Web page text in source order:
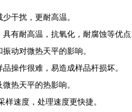
干扰，更耐高温。
有耐高温，抗氧化，耐腐蚀等优点
动对微热天平的影响。
操作很难，易造成样品杆损坏。
热天平的热影响。
速度，处理速度更快捷。